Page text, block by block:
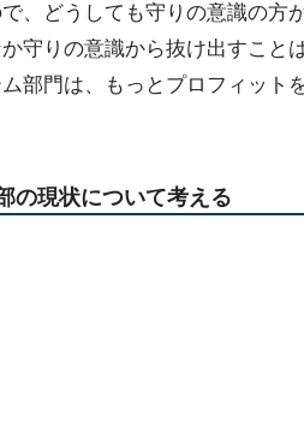
、どうしても守りの意識の方
守りの意識から抜け出すこと
部門は、もっとプロフィット
の現状について考える